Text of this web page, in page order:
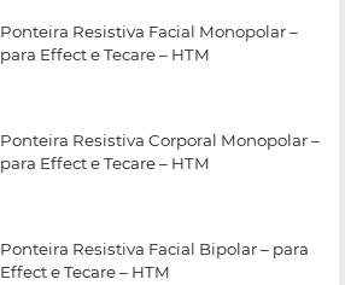
Ponteira Resistiva Facial Monopolar –
para Effect e Tecare – HTM
Ponteira Resistiva Corporal Monopolar –
para Effect e Tecare – HTM
Ponteira Resistiva Facial Bipolar – para
Effect e Tecare – HTM